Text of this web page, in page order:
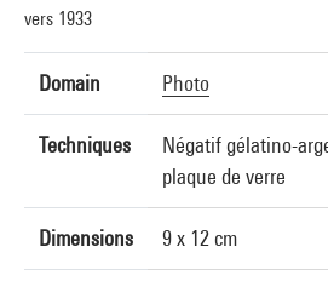
vers 1933
Domain Photo
Techniques
Négatif gélatino-
plaque de verre
Dimensions 9 x 12 cm